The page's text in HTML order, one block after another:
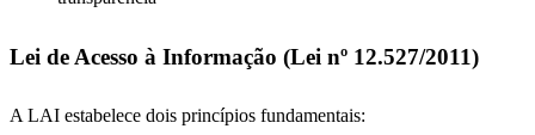
Lei de Acesso à Informação (Lei nº 12.527/2011)
A LAI estabelece dois princípios fundamentais: